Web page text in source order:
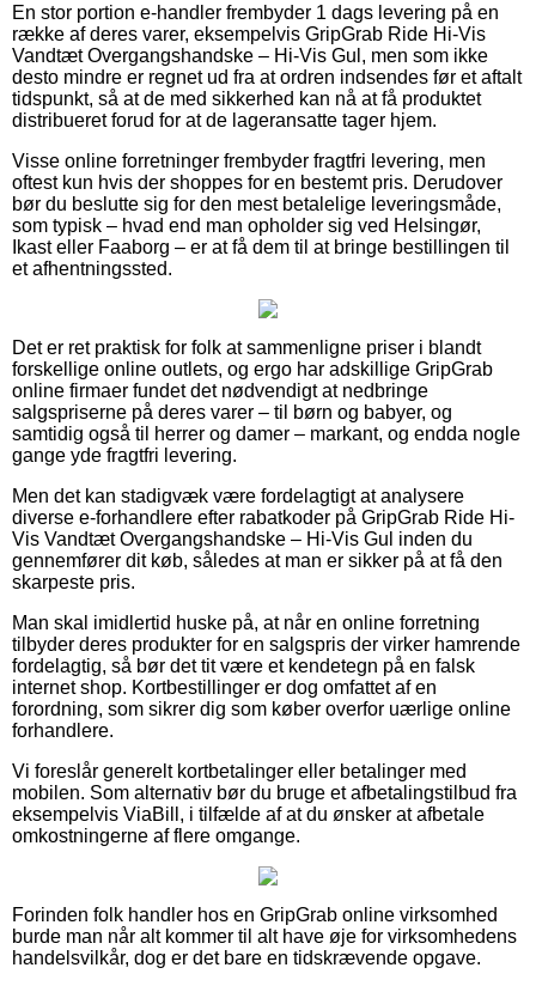
En stor portion e-handler frembyder 1 dags levering på en
række af deres varer, eksempelvis GripGrab Ride Hi-Vis
Vandtæt Overgangshandske – Hi-Vis Gul, men som ikke
desto mindre er regnet ud fra at ordren indsendes før et aftalt
tidspunkt, så at de med sikkerhed kan nå at få produktet
distribueret forud for at de lageransatte tager hjem.
Visse online forretninger frembyder fragtfri levering, men
oftest kun hvis der shoppes for en bestemt pris. Derudover
bør du beslutte sig for den mest betalelige leveringsmåde,
som typisk – hvad end man opholder sig ved Helsingør,
Ikast eller Faaborg – er at få dem til at bringe bestillingen til
et afhentningssted.
Det er ret praktisk for folk at sammenligne priser i blandt
forskellige online outlets, og ergo har adskillige GripGrab
online firmaer fundet det nødvendigt at nedbringe
salgspriserne på deres varer – til børn og babyer, og
samtidig også til herrer og damer – markant, og endda nogle
gange yde fragtfri levering.
Men det kan stadigvæk være fordelagtigt at analysere
diverse e-forhandlere efter rabatkoder på GripGrab Ride Hi-
Vis Vandtæt Overgangshandske – Hi-Vis Gul inden du
gennemfører dit køb, således at man er sikker på at få den
skarpeste pris.
Man skal imidlertid huske på, at når en online forretning
tilbyder deres produkter for en salgspris der virker hamrende
fordelagtig, så bør det tit være et kendetegn på en falsk
internet shop. Kortbestillinger er dog omfattet af en
forordning, som sikrer dig som køber overfor uærlige online
forhandlere.
Vi foreslår generelt kortbetalinger eller betalinger med
mobilen. Som alternativ bør du bruge et afbetalingstilbud fra
eksempelvis ViaBill, i tilfælde af at du ønsker at afbetale
omkostningerne af flere omgange.
Forinden folk handler hos en GripGrab online virksomhed
burde man når alt kommer til alt have øje for virksomhedens
handelsvilkår, dog er det bare en tidskrævende opgave.